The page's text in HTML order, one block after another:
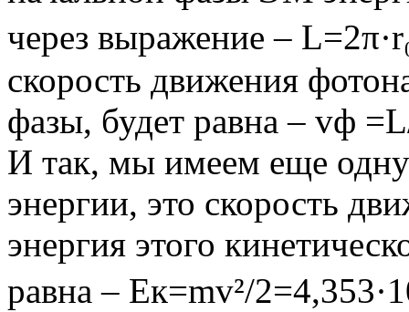
через выражение –
скорость движения
фазы, будет равна – vф
И так, мы имеем еще
энергии, это скорость
энергия этого
равна – Ек=mv²/